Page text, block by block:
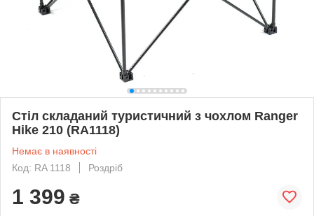
Стіл складаний туристичний з чохлом Ranger
Hike 210 (RA1118)
Немає в наявності
Код: RA 1118
Роздріб
1 399 ₴